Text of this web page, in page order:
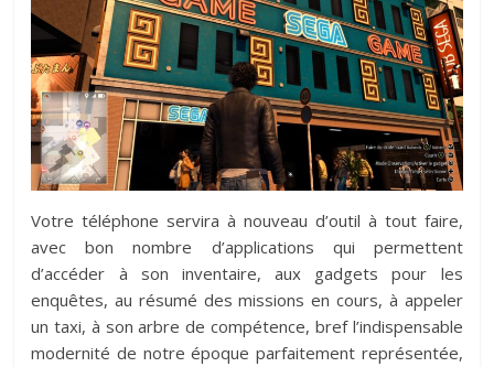
Votre téléphone servira à nouveau d’outil à tout faire,
avec bon nombre d’applications qui permettent
d’accéder à son inventaire, aux gadgets pour les
enquêtes, au résumé des missions en cours, à appeler
un taxi, à son arbre de compétence, bref l’indispensable
modernité de notre époque parfaitement représentée,